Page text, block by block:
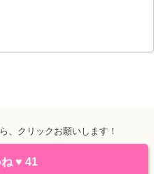
、クリックお願いします！
♥ 41